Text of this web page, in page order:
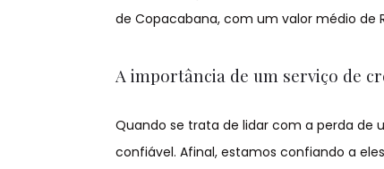
de Copacabana, com um valor médio de
A importância de um serviço de
Quando se trata de lidar com a perda
confiável. Afinal, estamos confiando a